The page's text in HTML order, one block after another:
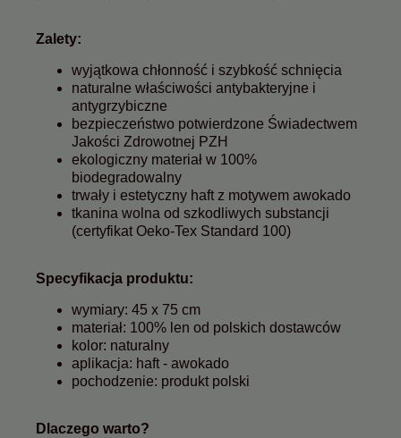
Zalety:
wyjątkowa chłonność i szybkość schnięcia
naturalne właściwości antybakteryjne i
antygrzybiczne
bezpieczeństwo potwierdzone Świadectwem
Jakości Zdrowotnej PZH
ekologiczny materiał w 100%
biodegradowalny
trwały i estetyczny haft z motywem awokado
tkanina wolna od szkodliwych substancji
(certyfikat Oeko-Tex Standard 100)
Specyfikacja produktu:
wymiary: 45 x 75 cm
materiał: 100% len od polskich dostawców
kolor: naturalny
aplikacja: haft - awokado
pochodzenie: produkt polski
Dlaczego warto?